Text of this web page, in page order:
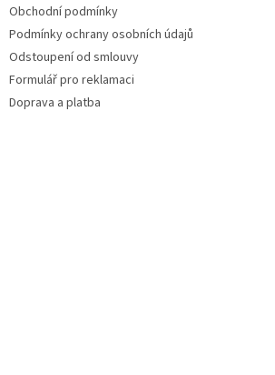
Obchodní podmínky
Podmínky ochrany osobních údajů
Odstoupení od smlouvy
Formulář pro reklamaci
Doprava a platba